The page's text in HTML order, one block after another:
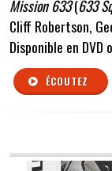
Mission 633(633
Cliff Robertson,
Disponible en DVD
ÉCOUTEZ